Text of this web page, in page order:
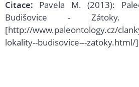
Citace: Pavela M. (2013):
Budišovice - Zátoky.
[http://www.paleontology.cz/
lokality--budisovice---zatoky.html/]